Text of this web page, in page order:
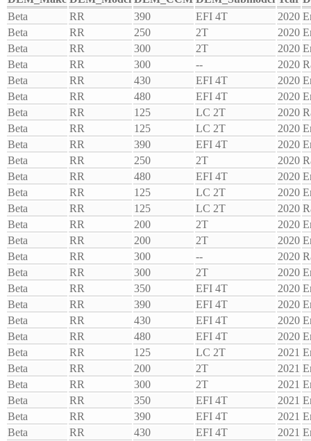
Beta
RR 390 EFI 4T 2020
Beta
RR 250 2T 2020
Beta
RR 300 2T 2020
Beta
RR 300 -- 2020
Beta
RR 430 EFI 4T 2020
Beta
RR 480 EFI 4T 2020
Beta
RR 125 LC 2T 2020
Beta
RR 125 LC 2T 2020
Beta
RR 390 EFI 4T 2020
Beta
RR 250 2T 2020
Beta
RR 480 EFI 4T 2020
Beta
RR 125 LC 2T 2020
Beta
RR 125 LC 2T 2020
Beta
RR 200 2T 2020
Beta
RR 200 2T 2020
Beta
RR 300 -- 2020
Beta
RR 300 2T 2020
Beta
RR 350 EFI 4T 2020
Beta
RR 390 EFI 4T 2020
Beta
RR 430 EFI 4T 2020
Beta
RR 480 EFI 4T 2020
Beta
RR 125 LC 2T 2021
Beta
RR 200 2T 2021
Beta
RR 300 2T 2021
Beta
RR 350 EFI 4T 2021
Beta
RR 390 EFI 4T 2021
Beta
RR 430 EFI 4T 2021